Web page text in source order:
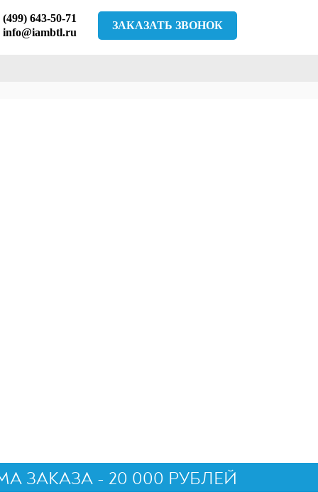
ЗАКАЗАТЬ ЗВОНОК
(499) 643-50-71
info@iambtl.ru
- 20 000 РУБЛЕЙ